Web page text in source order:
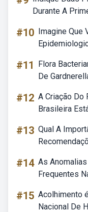
Durante A
#10 Imagine Que
#11
Flora
De
#12 A Criação Do
Brasileira
#13 Qual A
#14 As
Frequentes
#15 Acolhimento
Nacional De